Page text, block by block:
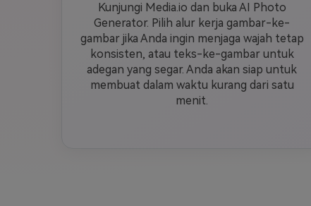
Kunjungi Media.io dan buka AI Photo
Generator. Pilih alur kerja gambar-ke-
gambar jika Anda ingin menjaga wajah tetap
konsisten, atau teks-ke-gambar untuk
adegan yang segar. Anda akan siap untuk
membuat dalam waktu kurang dari satu
menit.